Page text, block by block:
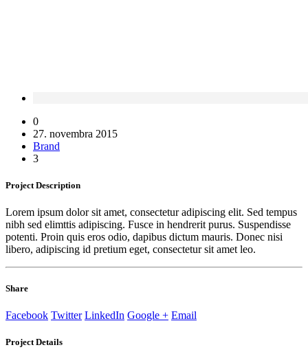
0
27. novembra 2015
Brand
3
Project Description
Lorem ipsum dolor sit amet, consectetur adipiscing elit. Sed tempus
nibh sed elimttis adipiscing. Fusce in hendrerit purus. Suspendisse
potenti. Proin quis eros odio, dapibus dictum mauris. Donec nisi
libero, adipiscing id pretium eget, consectetur sit amet leo.
Share
Facebook Twitter LinkedIn Google + Email
ProjectDetails